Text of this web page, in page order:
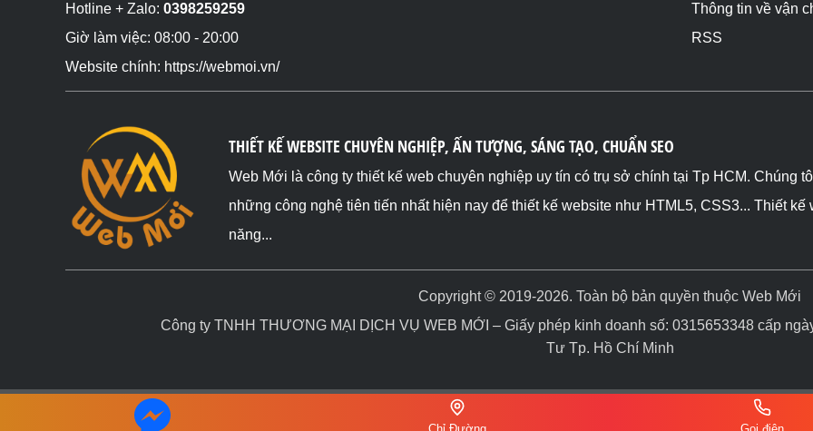
Hotline + Zalo: 0398259259
Giờ làm việc: 08:00 - 20:00
Website chính: https://webmoi.vn/
Thông tin về vận
RSS
THIẾT KẾ WEBSITE CHUYÊN NGHIỆP, ẤN TƯỢNG, SÁNG TẠO, CHUẨN SEO
Web Mới là công ty thiết kế web chuyên nghiệp uy tín có trụ sở chính tại Tp HCM. Chúng
những công nghệ tiên tiến nhất hiện nay để thiết kế website như HTML5, CSS3... Thiết
năng...
Copyright © 2019-2026. Toàn bộ bản quyền thuộc Web Mới
Công ty TNHH THƯƠNG MẠI DỊCH VỤ WEB MỚI – Giấy phép kinh doanh số: 0315653348 cấp
Tư Tp. Hồ Chí Minh